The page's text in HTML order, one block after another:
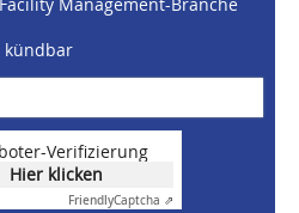
Management-Branche
kündbar
Verifizierung
Hier klicken
FriendlyCaptcha ⇗